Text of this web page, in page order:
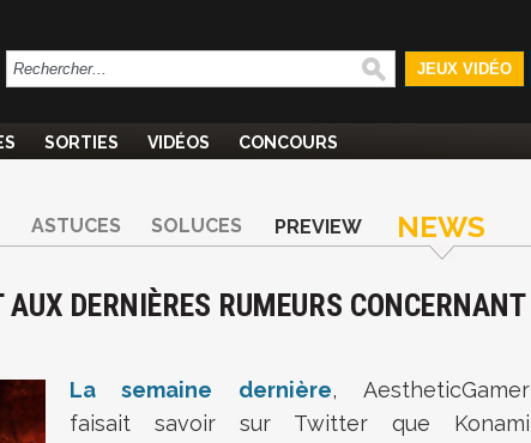
JEUX VIDÉO
SORTIES VIDÉOS CONCOURS
ASTUCES SOLUCES PREVIEW NEWS
DERNIÈRES RUMEURS CONCERNANT
La semaine dernière, AestheticGamer
faisait savoir sur Twitter que Konami